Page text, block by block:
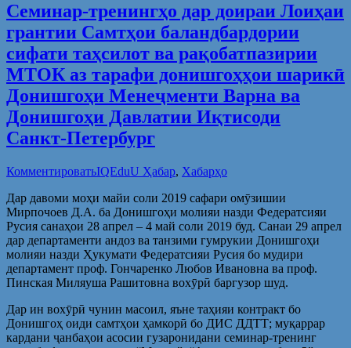
Семинар-тренингҳо дар доираи Лоиҳаи
грантии Самтҳои баландбардории
сифати таҳсилот ва рақобатпазирии
МТОК аз тарафи донишгоҳҳои шарикӣ
Донишгоҳи Менеҷменти Варна ва
Донишгоҳи Давлатии Иқтисоди
Санкт-Петербург
КомментироватьIQEduU Ҳабар, Хабарҳо
Дар давоми моҳи майи соли 2019 сафари омӯзишии
Мирпочоев Д.А. ба Донишгоҳи молияи назди Федератсияи
Русия санаҳои 28 апрел – 4 май соли 2019 буд. Санаи 29 апрел
дар департаменти андоз ва танзими гумрукии Донишгоҳи
молияи назди Ҳукумати Федератсияи Русия бо мудири
департамент проф. Гончаренко Любов Ивановна ва проф.
Пинская Миляуша Рашитовна вохӯрӣ баргузор шуд.
Дар ин вохӯрӣ чунин масоил, яъне таҳияи контракт бо
Донишгоҳ оиди самтҳои ҳамкорӣ бо ДИС ДДТТ; муқаррар
кардани ҷанбаҳои асосии гузаронидани семинар-тренинг